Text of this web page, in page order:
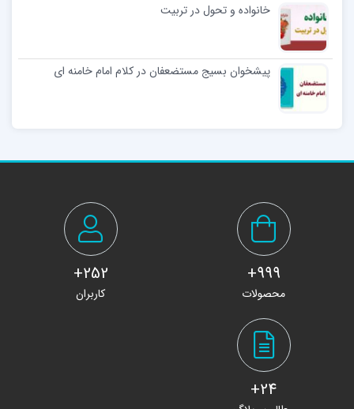
خانواده و تحول در تربيت
پیشخوان بسیج مستضعفان در کلام امام خامنه ای
999+
محصولات
252+
کاربران
24+